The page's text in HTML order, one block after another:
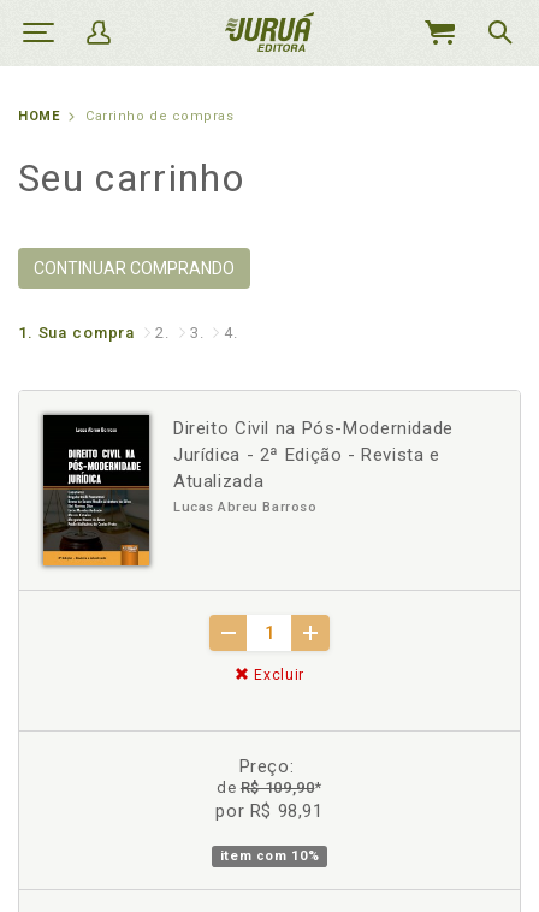
MEU
HOME Carrinho de compras
Seu carrinho
CONTINUAR COMPRANDO
1. Sua compra 2. 3. 4.
Direito Civil na Pós-Modernidade
Jurídica - 2ª Edição - Revista e
Atualizada
Lucas Abreu Barroso
Excluir
Preço:
deR$ 109,90*
por R$ 98,91
item com 10%